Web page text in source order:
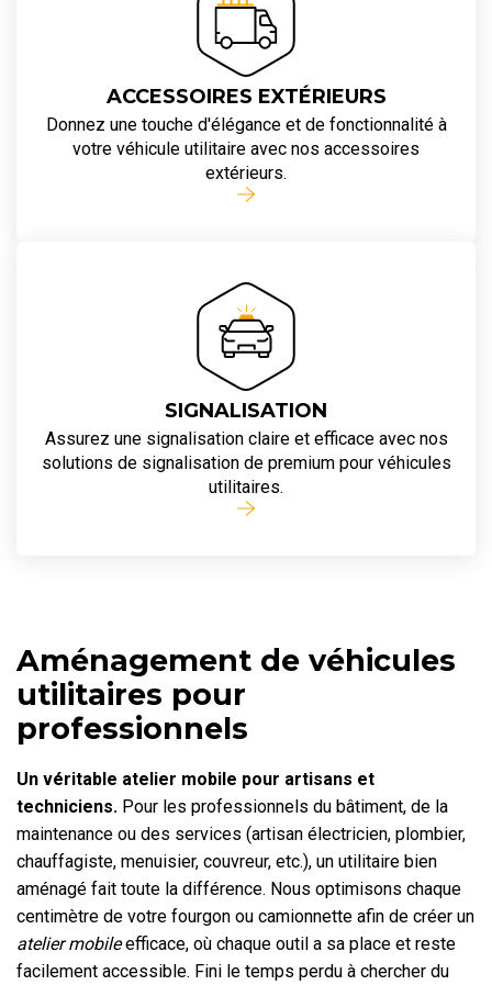
ACCESSOIRES EXTÉRIEURS
Donnez une touche d'élégance et de fonctionnalité à
votre véhicule utilitaire avec nos accessoires
extérieurs.
SIGNALISATION
Assurez une signalisation claire et efficace avec nos
solutions de signalisation de premium pour véhicules
utilitaires.
Aménagement de véhicules
utilitaires pour
professionnels
Un véritable atelier mobile pour artisans et
techniciens. Pour les professionnels du bâtiment, de la
maintenance ou des services (artisan électricien, plombier,
chauffagiste, menuisier, couvreur, etc.), un utilitaire bien
aménagé fait toute la différence. Nous optimisons chaque
centimètre de votre fourgon ou camionnette afin de créer un
atelier mobileefficace, où chaque outil a sa place et reste
facilement accessible. Fini le temps perdu à chercher du